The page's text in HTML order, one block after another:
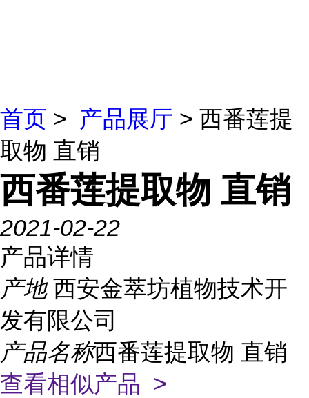
首页 > 产品展厅 > 西番莲提
取物 直销
西番莲提取物 直销
2021-02-22
产品详情
产地 西安金萃坊植物技术开
发有限公司
产品名称西番莲提取物 直销
查看相似产品 >